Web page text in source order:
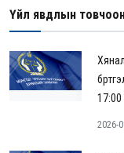
Үйл явдлын
17:00
2026-